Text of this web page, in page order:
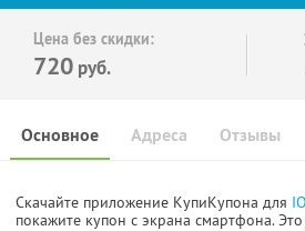
Цена без скидки:
720 руб.
Основное Отзывы
Адреса
Скачайте приложение КупиКупона для
покажите купон с экрана смартфона.